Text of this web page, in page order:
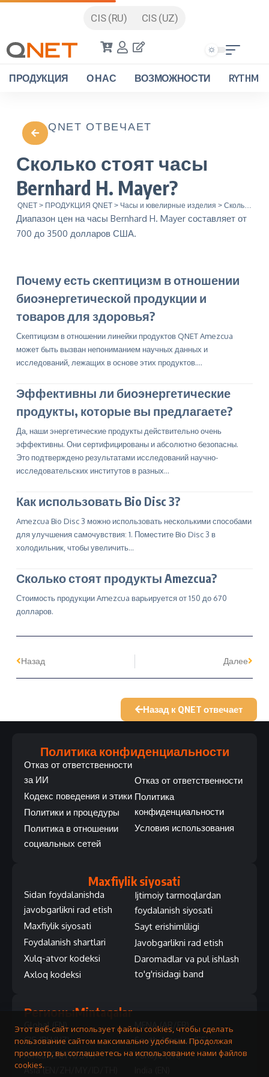
CIS (RU) CIS (UZ)
ПРОДУКЦИЯ О НАС ВОЗМОЖНОСТИ RYTHM
QNET ОТВЕЧАЕТ
Сколько стоят часы
Bernhard H. Mayer?
QNET> ПРОДУКЦИЯ QNET> Часы и ювелирные изделия > Сколько стоят часы Bernhard H. Mayer?
Диапазон цен на часы Bernhard H. Mayer составляет от
700 до 3500 долларов США.
Почему есть скептицизм в отношении
биоэнергетической продукции и
товаров для здоровья?
Скептицизм в отношении линейки продуктов QNET Amezcua
может быть вызван непониманием научных данных и
исследований, лежащих в основе этих продуктов.…
Эффективны ли биоэнергетические
продукты, которые вы предлагаете?
Да, наши энергетические продукты действительно очень
эффективны. Они сертифицированы и абсолютно безопасны.
Это подтверждено результатами исследований научно-
исследовательских институтов в разных…
Как использовать Bio Disc 3?
Amezcua Bio Disc 3 можно использовать несколькими способами
для улучшения самочувствия: 1. Поместите Bio Disc 3 в
холодильник, чтобы увеличить…
Сколько стоят продукты Amezcua?
Стоимость продукции Amezcua варьируется от 150 до 670
долларов.
Назад Далее
Назад к QNET отвечает
Политика конфиденциальности
Отказ от ответственности
за ИИ
Кодекс поведения и этики
Политики и процедуры
Политика в отношении
социальных сетей
Отказ от ответственности
Политика
конфиденциальности
Условия использования
Maxfiylik siyosati
Sidan foydalanishda
javobgarlikni rad etish
Maxfiylik siyosati
Foydalanish shartlari
Xulq-atvor kodeksi
Axloq kodeksi
Ijtimoiy tarmoqlardan
foydalanish siyosati
Sayt erishimliligi
Javobgarlikni rad etish
Daromadlar va pul ishlash
to'g'risidagi band
РегионыMintaqalar
Global (EN)
CIS (RU/UZ)
Africa (EN/FR/SW)
Asia (EN/ZH/MY/ID/TH)
MENA (AR/FR)
South America (ES)
Turkiye (TR)
Этот веб-сайт использует файлы cookies, чтобы сделать
пользование сайтом максимально удобным. Продолжая
просмотр, вы соглашаетесь на использование нами файлов
cookies.